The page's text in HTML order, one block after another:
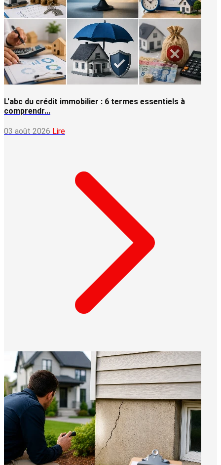
L'abc du crédit immobilier : 6 termes essentiels à
comprendr...
03 août 2026 Lire